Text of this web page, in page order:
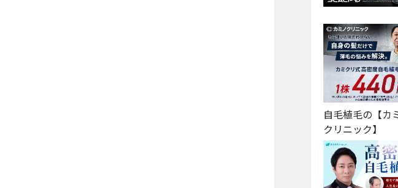
自毛植毛の【カ
クリニック】